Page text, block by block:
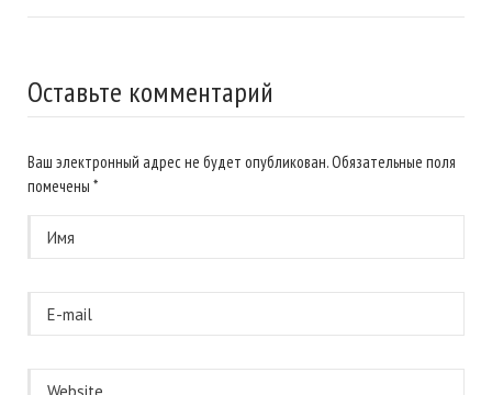
Оставьте комментарий
Ваш электронный адрес не будет опубликован. Обязательные поля
помечены *